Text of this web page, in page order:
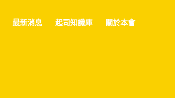
最新消息 起司知識庫 關於本會